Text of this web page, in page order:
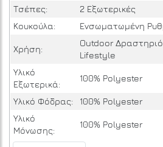
Τσέπες:
2 Εξωτερικές
Κουκούλα:
Ενσωματωμένη
Χρήση:
Outdoor
Lifestyle
Υλικό
Εξωτερικά:
100% Polyester
Υλικό Φόδρας:
100% Polyester
Υλικό
Μόνωσης:
100% Polyester